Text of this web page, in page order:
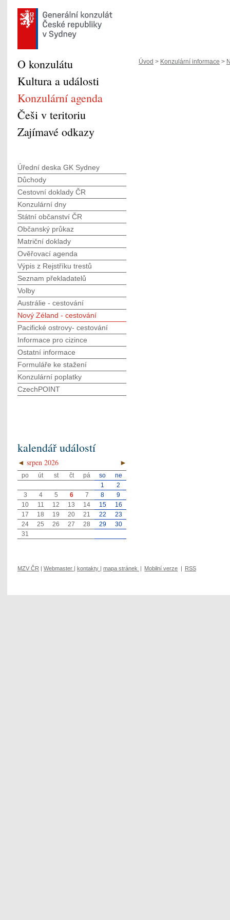
Úvod > Konzulární informace >
O konzulátu
Kultura a události
Konzulární agenda
Češi v teritoriu
Zajímavé odkazy
Úřední deska GK Sydney
Důchody
Cestovní doklady ČR
Konzulární dny
Státní občanství ČR
Občanský průkaz
Matriční doklady
Ověřovací agenda
Výpis z Rejstříku trestů
Seznam překladatelů
Volby
Austrálie - cestování
Nový Zéland - cestování
Pacifické ostrovy- cestování
Informace pro cizince
Ostatní informace
Formuláře ke stažení
Konzulární poplatky
CzechPOINT
kalendář událostí
◄ ►
srpen 2026
po út st čt pá so
ne
1
2
3
4 5 6 7 8
9
10
11 12 13 14 15
16
17
18 19 20 21 22
23
24
25 26 27 28 29
30
31
MZV ČR | Webmaster | kontakty | mapa stránek | Mobilní verze | RSS